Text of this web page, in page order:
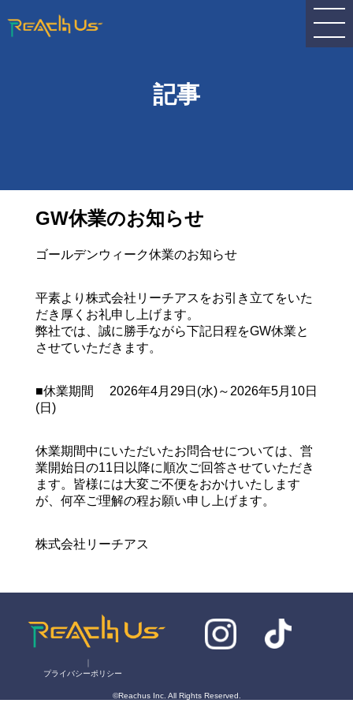
記事
GW休業のお知らせ
ゴールデンウィーク休業のお知らせ
平素より株式会社リーチアスをお引き立てをいた
だき厚くお礼申し上げます。
弊社では、誠に勝手ながら下記日程をGW休業と
させていただきます。
■休業期間 2026年4月29日(水)～2026年5月10日
(日)
休業期間中にいただいたお問合せについては、営
業開始日の11日以降に順次ご回答させていただき
ます。皆様には大変ご不便をおかけいたします
が、何卒ご理解の程お願い申し上げます。
株式会社リーチアス
｜
プライバシーポリシー
©Reachus Inc. All Rights Reserved.